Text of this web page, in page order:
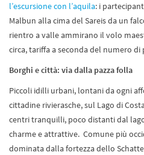
l’escursione con l’aquila: i
Malbun alla cima del Sareis da un
rientro a valle ammirano il volo
circa, tariffa a seconda del numero di
Borghi e città: via dalla pazza folla
Piccoli idilli urbani, lontani da ogni
cittadine rivierasche, sul Lago di
centri tranquilli, poco distanti dal
charme e attrattive. Comune più
dominata dalla fortezza dello